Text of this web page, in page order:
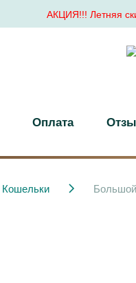
АКЦИЯ!!! Летняя
Оплата
Кошельки